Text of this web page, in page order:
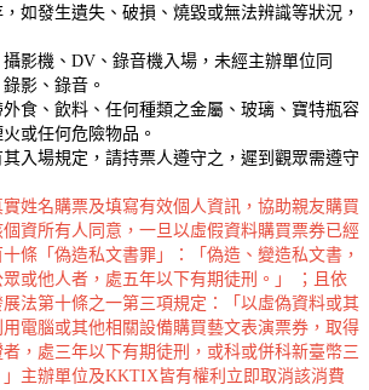
如發生遺失、破損、燒毀或無法辨識等狀況，
影機、DV、錄音機入場，未經主辦單位同
影、錄音。
食、飲料、任何種類之金屬、玻璃、寶特瓶容
或任何危險物品。
入場規定，請持票人遵守之，遲到觀眾需遵守
姓名購票及填寫有效個人資訊，協助親友購買
資所有人同意，一旦以虛假資料購買票券已經
條「偽造私文書罪」：「偽造、變造私文書，
眾或他人者，處五年以下有期徒刑。」 ；且依
法第十條之一第三項規定：「以虛偽資料或其
電腦或其他相關設備購買藝文表演票券，取得
，處三年以下有期徒刑，或科或併科新臺幣三
」主辦單位及KKTIX皆有權利立即取消該消費